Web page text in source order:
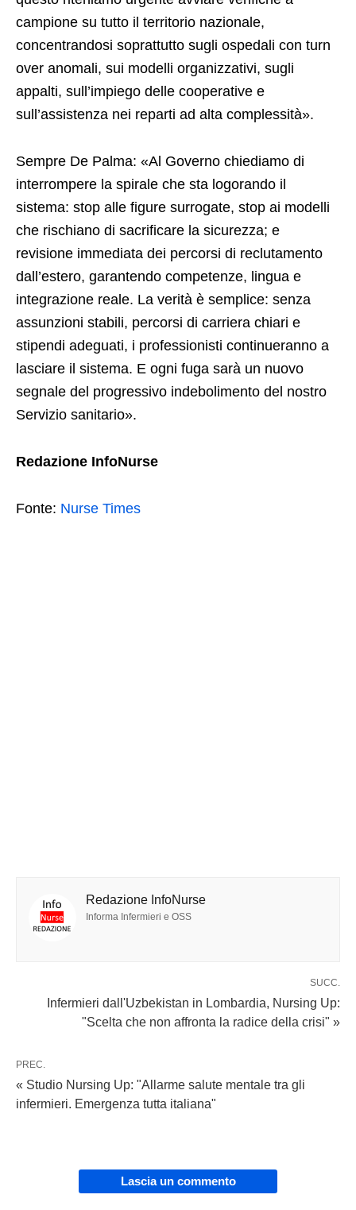
campione su tutto il territorio nazionale,
concentrandosi soprattutto sugli ospedali con turn
over anomali, sui modelli organizzativi, sugli
appalti, sull’impiego delle cooperative e
sull’assistenza nei reparti ad alta complessità».
Sempre De Palma: «Al Governo chiediamo di
interrompere la spirale che sta logorando il
sistema: stop alle figure surrogate, stop ai modelli
che rischiano di sacrificare la sicurezza; e
revisione immediata dei percorsi di reclutamento
dall’estero, garantendo competenze, lingua e
integrazione reale. La verità è semplice: senza
assunzioni stabili, percorsi di carriera chiari e
stipendi adeguati, i professionisti continueranno a
lasciare il sistema. E ogni fuga sarà un nuovo
segnale del progressivo indebolimento del nostro
Servizio sanitario».
Redazione InfoNurse
Fonte: Nurse Times
Redazione InfoNurse
Informa Infermieri e OSS
SUCC.
Infermieri dall'Uzbekistan in Lombardia, Nursing Up:
"Scelta che non affronta la radice della crisi" »
PREC.
« Studio Nursing Up: "Allarme salute mentale tra gli
infermieri. Emergenza tutta italiana"
Lascia un commento